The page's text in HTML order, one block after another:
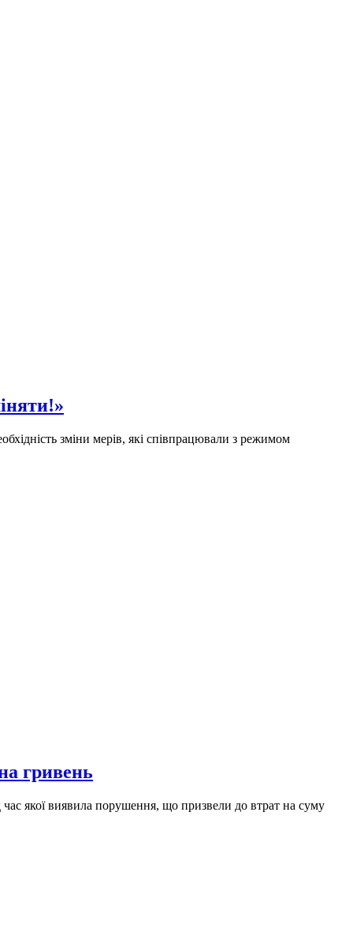
зміни мерів, які співпрацювали з режимом
гривень
якої виявила порушення, що призвели до втрат на суму